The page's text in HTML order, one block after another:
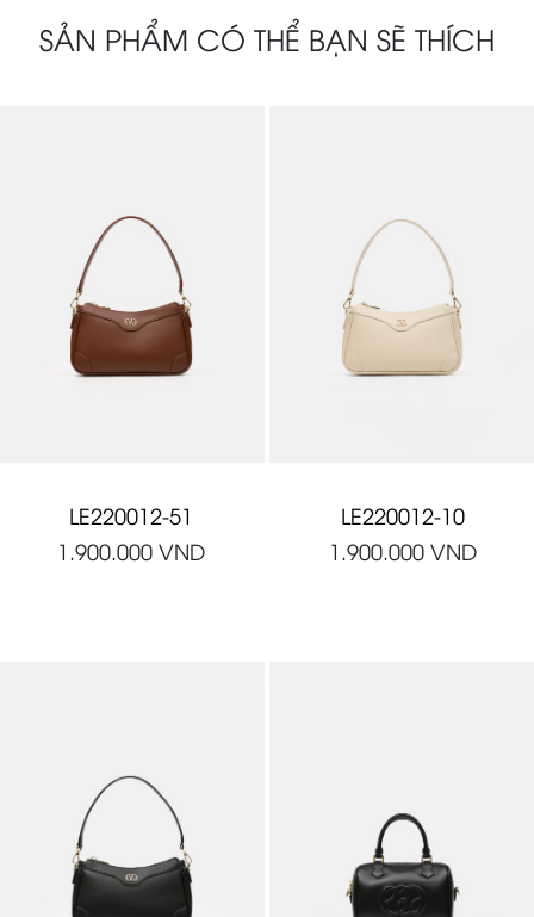
SẢN PHẨM CÓ THỂ BẠN SẼ THÍCH
LE220012-51
1.900.000 VND
LE220012-10
1.900.000 VND